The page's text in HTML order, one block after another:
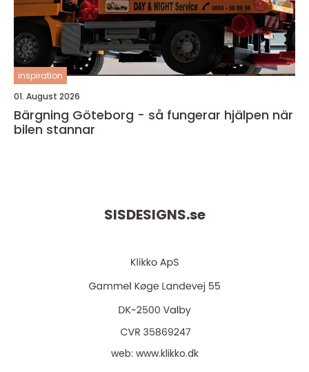
inspiration
01. August 2026
Bärgning Göteborg - så fungerar hjälpen när
bilen stannar
SISDESIGNS.se
web: www.klikko.dk